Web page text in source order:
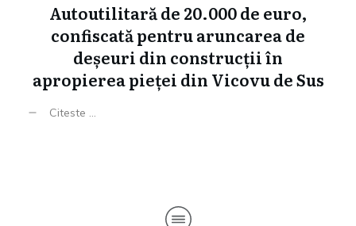
Autoutilitară de 20.000 de euro,
confiscată pentru aruncarea de
deșeuri din construcții în
apropierea pieței din Vicovu de Sus
Citeste ...